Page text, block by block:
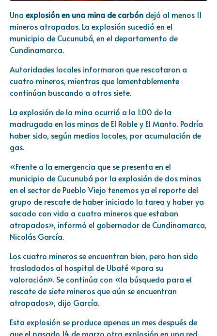
Una explosión en una mina de carbón dejó al menos 11
mineros atrapados. La explosión sucedió en el
municipio de Cucunubá, en el departamento de
Cundinamarca.
Autoridades locales informaron que rescataron a
cuatro mineros, mientras que lamentablemente
continúan buscando a otros siete.
La explosión de la mina ocurrió a la 1:00 de la
madrugada en las minas de El Roble y El Manto. Podría
haber sido, según medios locales, por acumulación de
gas.
«Frente a la emergencia que se presenta en el
municipio de Cucunubá por la explosión de dos minas
en el sector de Pueblo Viejo tenemos ya el reporte del
grupo de rescate de haber iniciado la tarea y haber ya
sacado con vida a cuatro mineros que estaban
atrapados», informó el gobernador de Cundinamarca,
Nicolás García.
Los cuatro mineros se encuentran bien, pero han sido
trasladados al hospital de Ubaté «para su
valoración». Se continúa con «la búsqueda para el
rescate de siete mineros que aún se encuentran
atrapados», dijo García.
Esta explosión se produce apenas un mes después de
que el pasado 14 de marzo otra explosión en una red